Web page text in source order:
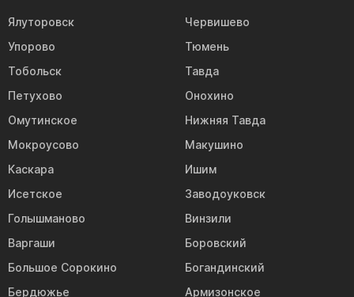
Ялуторовск
Червишево
Упорово
Тюмень
Тобольск
Тавда
Петухово
Онохино
Омутинское
Нижняя Тавда
Мокроусово
Макушино
Каскара
Ишим
Исетское
Заводоуковск
Голышманово
Винзили
Варгаши
Боровский
Большое Сорокино
Богандинский
Бердюжье
Армизонское